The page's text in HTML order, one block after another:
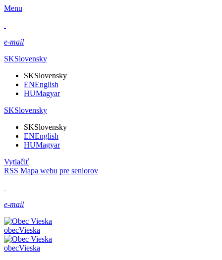
Menu
e-mail
SKSlovensky
SKSlovensky
ENEnglish
HUMagyar
SKSlovensky
SKSlovensky
ENEnglish
HUMagyar
Vytlačiť
RSS Mapa webu pre seniorov
e-mail
obecVieska
obecVieska